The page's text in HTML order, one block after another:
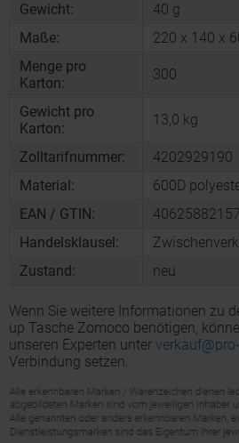
Gewicht:
40 g
Maße:
220 x 140 x
Menge pro
Karton:
300
Gewicht pro
Karton:
13,0 kg
Zolltarifnummer:
4202929190
Material:
600D
EAN / GTIN:
Handelsklausel:
Zustand:
neu
Wenn Sie weitere Informationen zu
up Tasche Zomoco benötigen,
unseren Experten unter
Verbindung setzen.